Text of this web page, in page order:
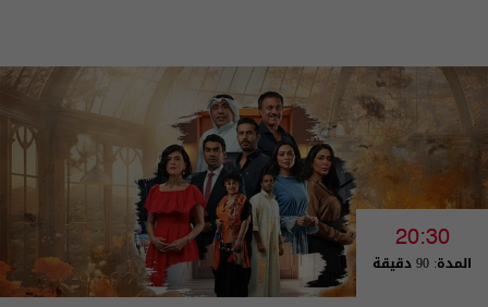
20:30
المدة: 90 دقيقة